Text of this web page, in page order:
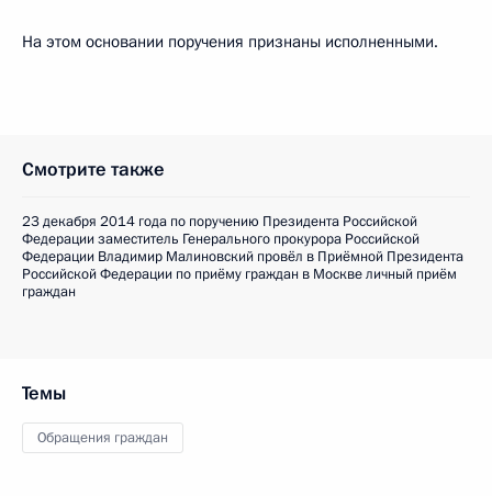
На этом основании поручения признаны исполненными.
Смотрите также
23 декабря 2014 года по поручению Президента Российской
Федерации заместитель Генерального прокурора Российской
Федерации Владимир Малиновский провёл в Приёмной Президента
Российской Федерации по приёму граждан в Москве личный приём
граждан
Темы
Обращения граждан